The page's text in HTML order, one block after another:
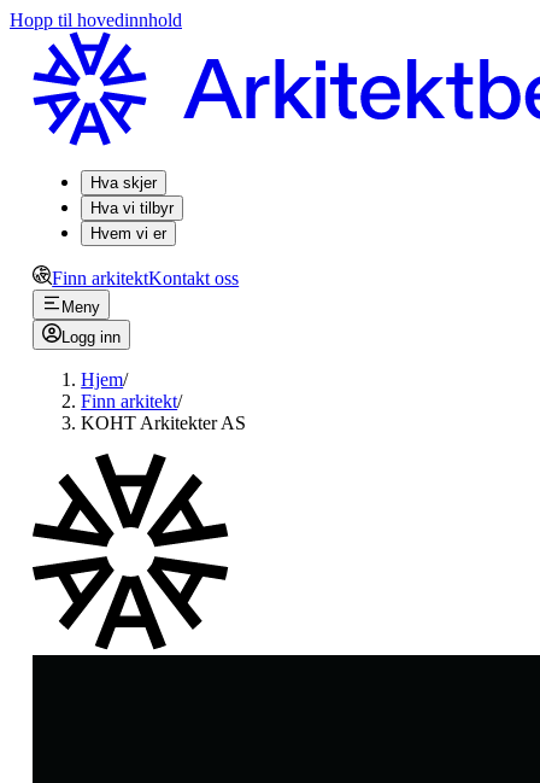
Hopp til hovedinnhold
Hva skjer
Hva vi tilbyr
Hvem vi er
Finn arkitektKontakt oss
Meny
Logg inn
Hjem/
Finn arkitekt/
KOHT Arkitekter AS